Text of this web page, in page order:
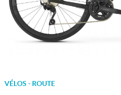
VÉLOS - ROUTE